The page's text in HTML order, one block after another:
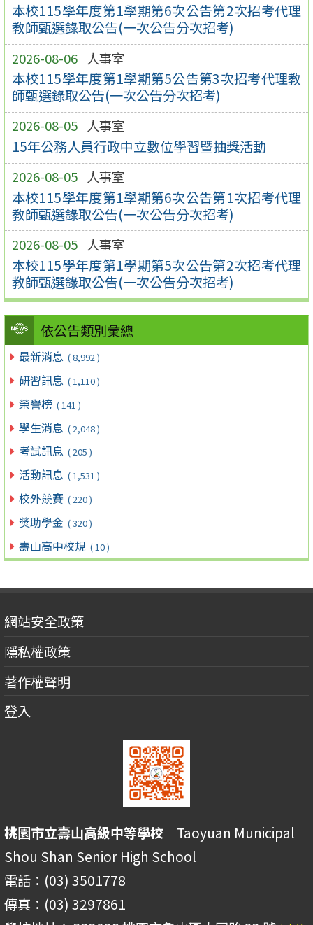
本校115學年度第1學期第6次公告第2次招考代理
教師甄選錄取公告(一次公告分次招考)
2026-08-06 人事室
本校115學年度第1學期第5公告第3次招考代理教
師甄選錄取公告(一次公告分次招考)
2026-08-05 人事室
15年公務人員行政中立數位學習暨抽獎活動
2026-08-05 人事室
本校115學年度第1學期第6次公告第1次招考代理
教師甄選錄取公告(一次公告分次招考)
2026-08-05 人事室
本校115學年度第1學期第5次公告第2次招考代理
教師甄選錄取公告(一次公告分次招考)
依公告類別彙總
最新消息 ( 8,992 )
研習訊息 ( 1,110 )
榮譽榜 ( 141 )
學生消息 ( 2,048 )
考試訊息 ( 205 )
活動訊息 ( 1,531 )
校外競賽 ( 220 )
獎助學金 ( 320 )
壽山高中校規 ( 10 )
網站安全政策
隱私權政策
著作權聲明
登入
桃園市立壽山高級中等學校 Taoyuan Municipal
Shou Shan Senior High School
電話：(03) 3501778
傳真：(03) 3297861